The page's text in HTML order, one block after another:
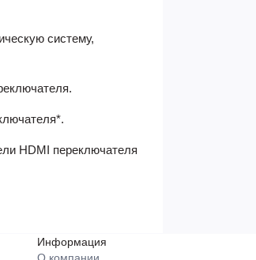
систему,
HDMI переключателя
Информация